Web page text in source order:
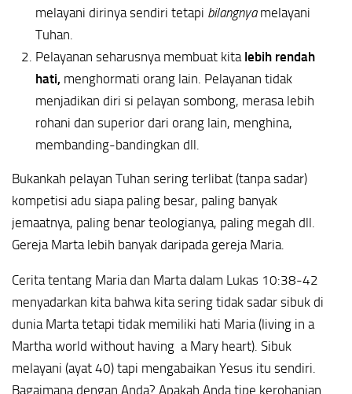
melayani dirinya sendiri tetapi bilangnyamelayani
Tuhan.
Pelayanan seharusnya membuat kita lebih rendah
hati, menghormati orang lain. Pelayanan tidak
menjadikan diri si pelayan sombong, merasa lebih
rohani dan superior dari orang lain, menghina,
membanding-bandingkan dll.
Bukankah pelayan Tuhan sering terlibat (tanpa sadar)
kompetisi adu siapa paling besar, paling banyak
jemaatnya, paling benar teologianya, paling megah dll.
Gereja Marta lebih banyak daripada gereja Maria.
Cerita tentang Maria dan Marta dalam Lukas 10:38-42
menyadarkan kita bahwa kita sering tidak sadar sibuk di
dunia Marta tetapi tidak memiliki hati Maria (living in a
Martha world without having a Mary heart). Sibuk
melayani (ayat 40) tapi mengabaikan Yesus itu sendiri.
Bagaimana dengan Anda? Apakah Anda tipe kerohanian